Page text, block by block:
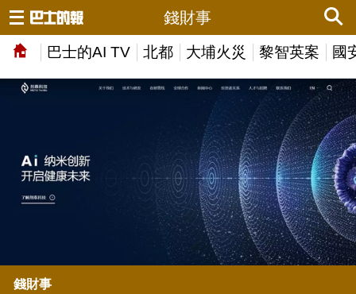
巴士的AI TV 北都 大埔火災 黎智英案 國
錢財事
錢財事